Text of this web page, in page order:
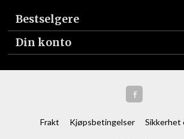
Bestselgere
Din konto
Frakt Kjøpsbetingelser Sikkerhet